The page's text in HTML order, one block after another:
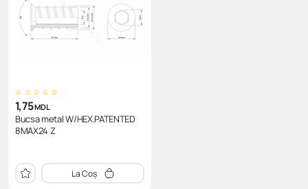
1,75MDL
Bucsa metal W/HEX.PATENTED
8MAX24 Z
La Coș